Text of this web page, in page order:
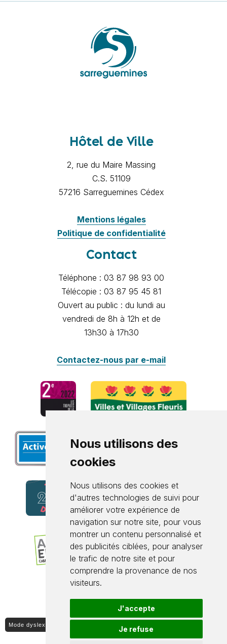
Nous utilisons des
cookies
Nous utilisons des cookies et
d'autres technologies de suivi pour
améliorer votre expérience de
navigation sur notre site, pour vous
montrer un contenu personnalisé et
des publicités ciblées, pour analyser
le trafic de notre site et pour
comprendre la provenance de nos
visiteurs.
J'accepte
Je refuse
Hôtel de Ville
2, rue du Maire Massing
C.S. 51109
57216 Sarreguemines Cédex
Mentions légales
Politique de confidentialité
Contact
Téléphone : 03 87 98 93 00
Télécopie : 03 87 95 45 81
Ouvert au public : du lundi au
vendredi de 8h à 12h et de
13h30 à 17h30
Contactez-nous par e-mail
Mode dyslexique ON / OFF